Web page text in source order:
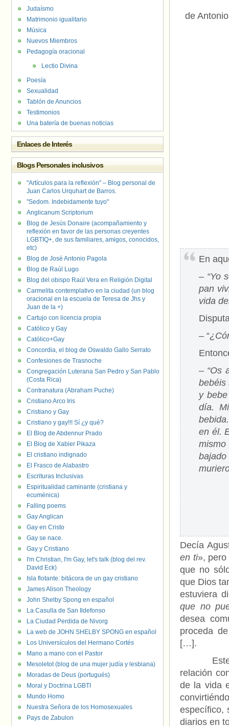
de
En
– “Yo
pan
vida
– “
– “Os
bebéis
y
día.
en él.
mismo
Decía
en ti», pero
que no
que Dios
estuviera
que no
desea
proceda
[…].
Este
relación
de la vida
específico,
diarios en
Judaísmo
Matrimonio igualitario
Música
Nuevos Miembros
Pedagogía oracional
Lectio Divina
Poesía
Sexualidad
Tablón de Anuncios
Testimonios
Una batería de buenas noticias
Enlaces de Interés
Blogs Personales inclusivos
"Artículos para la reflexión" – Blog personal de
Juan Carlos Urquhart de Barros.
"Sedom. Indebidamente tuyo"
Anglicanum Scriptorium
Blog de Jesús Donaire (acompañamiento y
reflexión en favor de las personas creyentes
LGBTIQ+, de sus familiares, amigos, conocidos,
etc)
Blog de José Antonio Pagola
Blog de Raúl Lugo
Blog del obispo Raúl Vera en Religión Digital
Carmelita contemplativo en la ciudad (un blog
oracional en la escuela de Teresa de Jhs y
Juan de la +)
Cartujo con licencia propia
Católico y Gay
Católico+Gay
Concordia, el blog de Oswaldo Gallo Serrato
Confesiones de Trasnoche
Congregación Luterana San Pedro y San Pablo
(Costa Rica)
Contranatura (Abraham Puche)
Cristiano Arco Iris
Cristiano y Gay
Cristiano y gay!!! Sí ¿y qué?
El Blog de Abdennur Prado
El Blog de Xabier Pikaza
El cristiano indignado
El Frasco de Alabastro
Escrituras Inclusivas
Espiritualidad caminante (cristiana y
ecuménica)
Falling poems
Gay Anglican
Gay en Cristo
Gay se nace.
Gay y Cristiano
I'm Christian, I'm Gay, let's talk (blog del rev.
David Eck)
Isla flotante: bitácora de un gay cristiano
James Alison Theology
John Shelby Spong en español
La Casulla de San Ildefonso
La Ciudad Perdida de Nivorg
La web de JOHN SHELBY SPONG en español
Los Universículos del Hermano Cortés
Mano a mano con el Pastor
Mesoletot (blog de una mujer judía y lesbiana)
Moradas de Deus (portugués)
Moral y Doctrina LGBTI
Mundo Homo
Nuestra Señora de los Homosexuales
Pays de Zabulon